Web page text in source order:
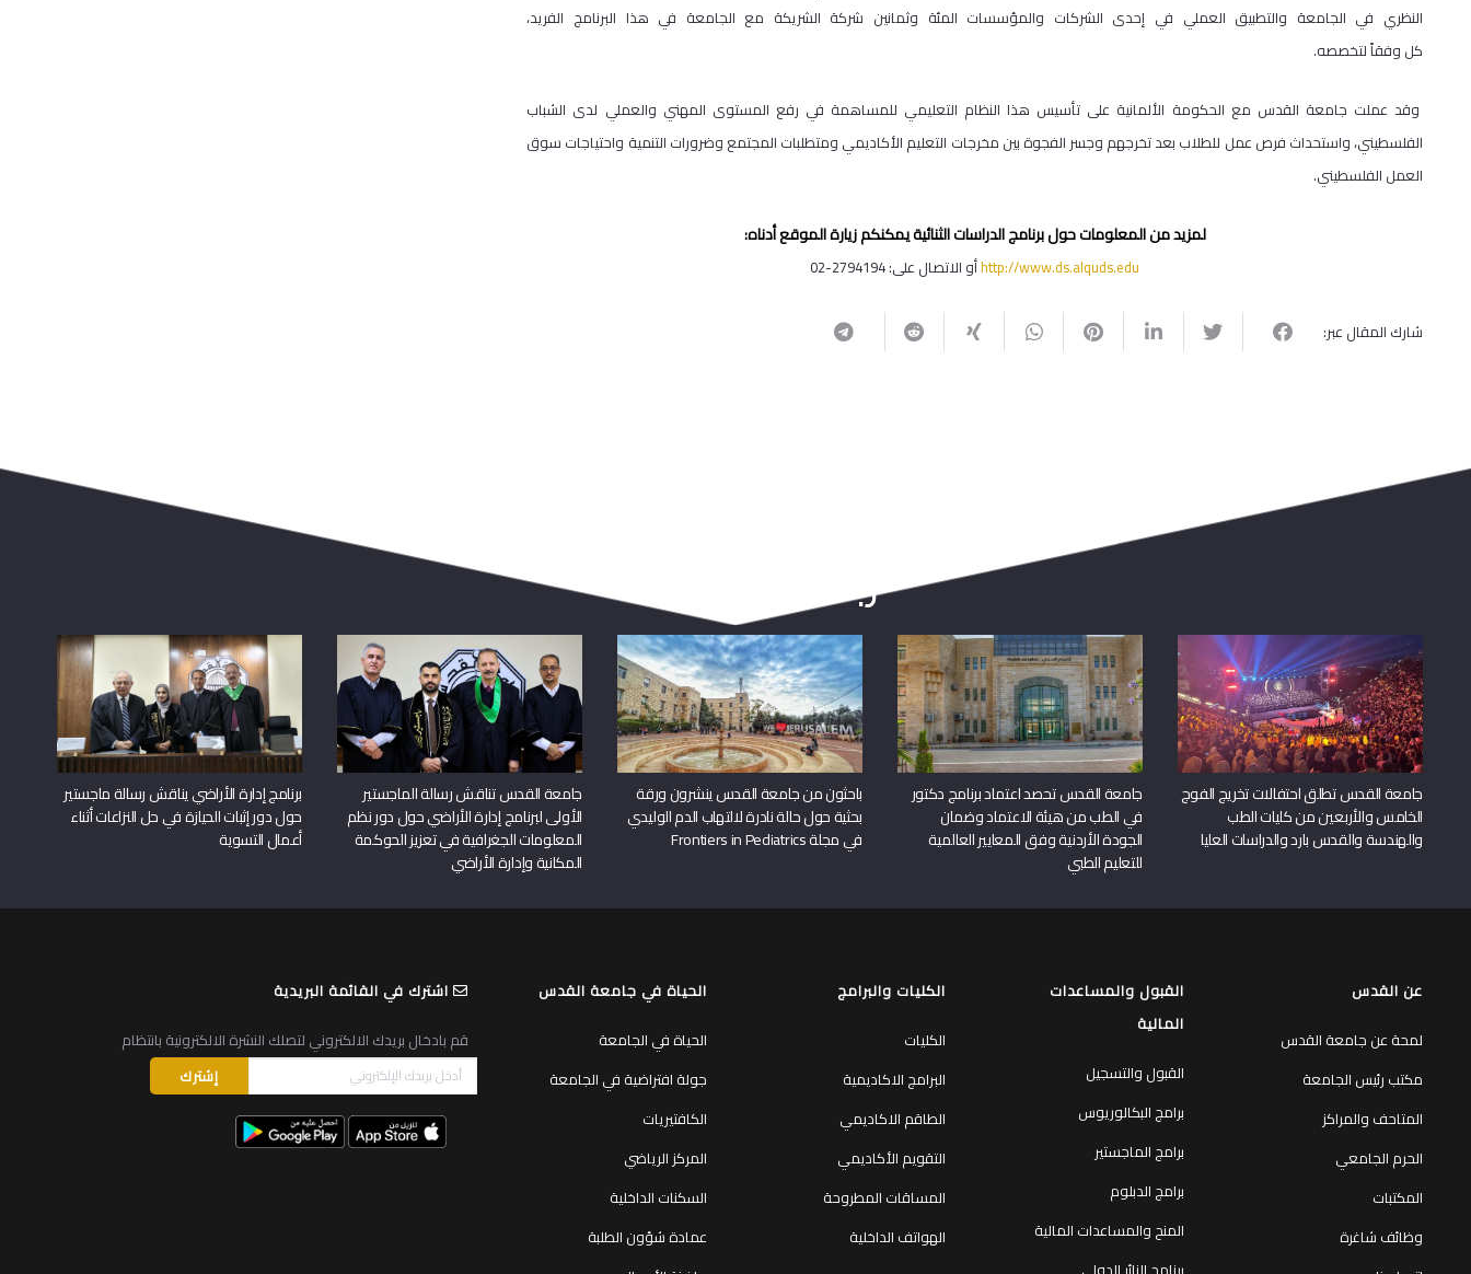
النظري في الجامعة والتطبيق العملي في إحدى الشركات والمؤسسات المئة وثمانين شركة الشريكة مع الجامعة في هذا البرنامج الفريد،
كل وفقاً لتخصصه.
وقد عملت جامعة القدس مع الحكومة الألمانية على تأسيس هذا النظام التعليمي للمساهمة في رفع المستوى المهني والعملي لدى الشباب
الفلسطيني، واستحداث فرص عمل للطلاب بعد تخرجهم وجسر الفجوة بين مخرجات التعليم الأكاديمي ومتطلبات المجتمع وضرورات التنمية واحتياجات سوق
العمل الفلسطيني.
لمزيد من المعلومات حول برنامج الدراسات الثنائية يمكنكم زيارة الموقع أدناه:
http://www.ds.alquds.eduأو الاتصال على: 2794194-02
شارك المقال عبر:
ربما يعجبك أيضا
جامعة القدس تطلق احتفالات تخريج الفوج
الخامس والأربعين من كليات الطب
والهندسة والقدس بارد والدراسات العليا
جامعة القدس تحصد اعتماد برنامج دكتور
في الطب من هيئة الاعتماد وضمان
الجودة الأردنية وفق المعايير العالمية
للتعليم الطبي
باحثون من جامعة القدس ينشرون ورقة
بحثية حول حالة نادرة لالتهاب الدم الوليدي
في مجلة Frontiers in Pediatrics
جامعة القدس تناقش رسالة الماجستير
الأولى لبرنامج إدارة الأراضي حول دور نظم
المعلومات الجغرافية في تعزيز الحوكمة
المكانية وإدارة الأراضي
برنامج إدارة الأراضي يناقش رسالة ماجستير
حول دور إثبات الحيازة في حل النزاعات أثناء
أعمال التسوية
عن القدس
لمحة عن جامعة القدس
مكتب رئيس الجامعة
المتاحف والمراكز
الحرم الجامعي
المكتبات
وظائف شاغرة
القبول والمساعدات
المالية
القبول والتسجيل
برامج البكالوريوس
برامج الماجستير
برامج الدبلوم
المنح والمساعدات المالية
الكليات والبرامج
الكليات
البرامج الاكاديمية
الطاقم الاكاديمي
التقويم الأكاديمي
المساقات المطروحة
الهواتف الداخلية
الحياة في جامعة القدس
الحياة في الجامعة
جولة افتراضية في الجامعة
الكافتيريات
المركز الرياضي
السكنات الداخلية
عمادة شؤون الطلبة
اشترك في القائمة البريدية
قم بادخال بريدك الالكتروني لتصلك النشرة الالكترونية بانتظام